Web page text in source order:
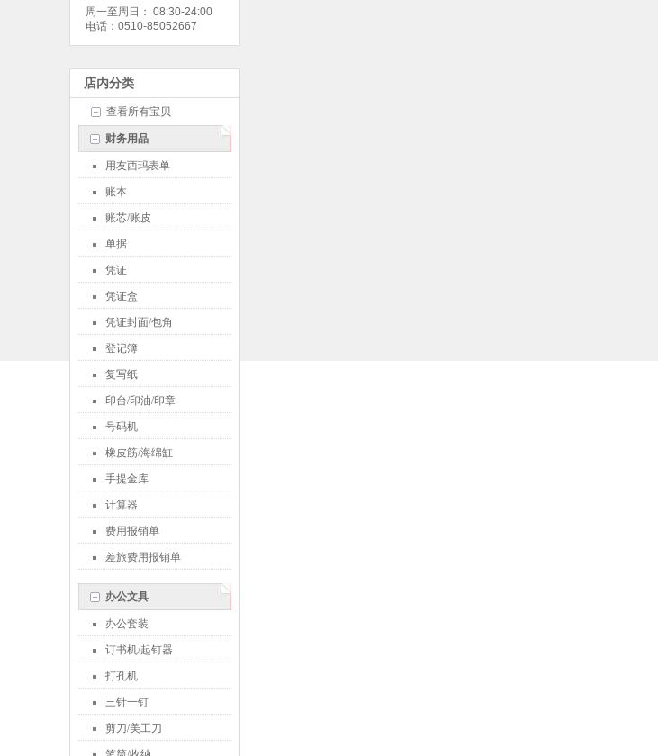
周一至周日： 08:30-24:00
电话：0510-85052667
店内分类
查看所有宝贝
财务用品
用友西玛表单
账本
账芯/账皮
单据
凭证
凭证盒
凭证封面/包角
登记簿
复写纸
印台/印油/印章
号码机
橡皮筋/海绵缸
手提金库
计算器
费用报销单
差旅费用报销单
办公文具
办公套装
订书机/起钉器
打孔机
三针一钉
剪刀/美工刀